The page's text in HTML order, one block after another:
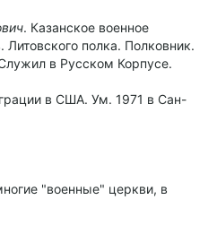
. Казанское военное
полка. Полковник.
в Русском Корпусе.
в США. Ум. 1971 в Сан-
"военные" церкви, в